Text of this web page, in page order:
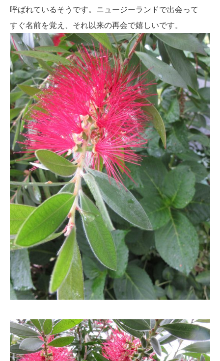
呼ばれているそうです。ニュージーランドで出会って
すぐ名前を覚え、それ以来の再会で嬉しいです。